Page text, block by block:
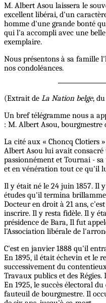
M. Albert Asou laissera le
excellent libérai, d'un
homme d'une grande bonté
qui l'a accompli avec une
exemplaire.
Nous présentons à sa famille
nos condoléances.
(Extrait de La Nation belge,
Un bref télégramme nous a
: M. Albert Asou, bourgmestre
La cité aux « Choncq Clotiers
Albert Asou lui avait
passionnément et Tournai -
et en vénération tout ce qu'il
Il y était né le 24 juin 1857. Il
études qu'il termina
Docteur en droit à 21 ans,
inscrire. Il y resta fidèle. Il y
présidence de Bara, Il fut
l'Association libérale de
C'est en janvier 1888 qu'il
En 1895, il était échevin et le
successivement du
Travaux publics et des
En 1925, le succès électoral
fauteuil de bourgmestre. Il